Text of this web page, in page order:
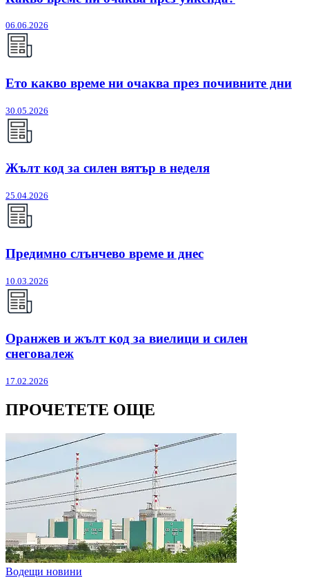
06.06.2026
Ето какво време ни очаква през почивните дни
30.05.2026
Жълт код за силен вятър в неделя
25.04.2026
Предимно слънчево време и днес
10.03.2026
Оранжев и жълт код за виелици и силен
снеговалеж
17.02.2026
ПРОЧЕТЕТЕ ОЩЕ
Водещи новини